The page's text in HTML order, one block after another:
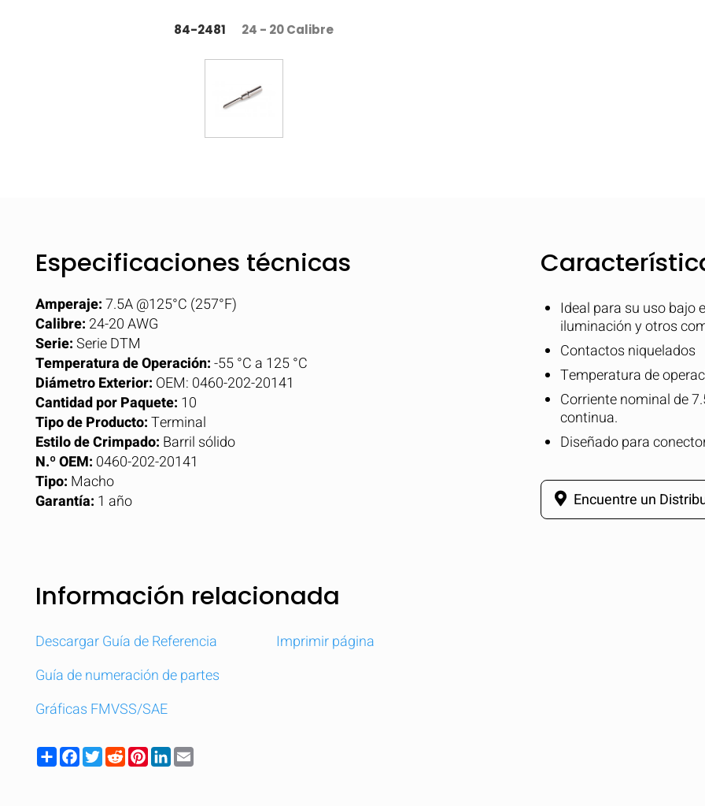
84-2481 24 - 20 Calibre
Especificaciones técnicas
Amperaje:7.5A @125°C (257°F)
Calibre: 24-20 AWG
Serie:Serie DTM
Temperatura de Operación:-55 °C a 125 °C
Diámetro Exterior: OEM: 0460-202-20141
Cantidad por Paquete: 10
Tipo de Producto:Terminal
Estilo de Crimpado: Barril sólido
N.º OEM: 0460-202-20141
Tipo: Macho
Garantía: 1 año
Ideal para su uso bajo
iluminación y otros
Contactos niquelados
Temperatura de
Corriente nominal de
continua.
Diseñado para
Encuentre un
Información relacionada
Descargar Guía de Referencia
Guía de numeración de partes
Gráficas FMVSS/SAE
Imprimir página
ShareFacebook
TwitterRedditPinterestLinkedIn